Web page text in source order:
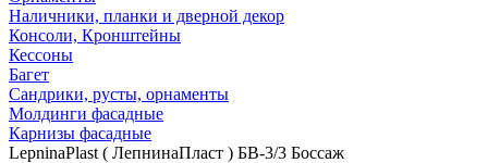
Наличники, планки и дверной декор
Консоли, Кронштейны
Кессоны
Багет
Сандрики, русты, орнаменты
Молдинги фасадные
Карнизы фасадные
LepninaPlast ( ЛепнинаПласт ) БВ-3/3 Боссаж